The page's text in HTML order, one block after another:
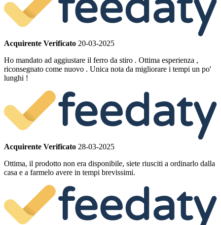
Acquirente Verificato 20-03-2025
Ho mandato ad aggiustare il ferro da stiro . Ottima esperienza ,
riconsegnato come nuovo . Unica nota da migliorare i tempi un po'
lunghi !
Acquirente Verificato 28-03-2025
Ottima, il prodotto non era disponibile, siete riusciti a ordinarlo dalla
casa e a farmelo avere in tempi brevissimi.